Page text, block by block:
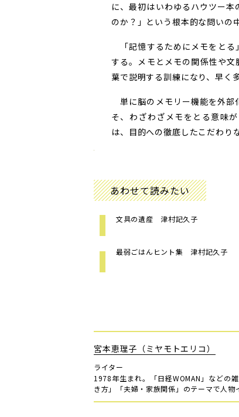
に、最初はいわゆるハウツー
のか？」という根本的な問いの
「記憶するためにメモをとる
する。メモとメモの関係性や
葉で説明する訓練になり、早く
単に脳のメモリー機能を外部
そ、わざわざメモをとる意味
は、目的への徹底したこだわ
あわせて読みたい
文具の遺産 津村記久子
最弱ごはんヒント集 津村記久子
宮本恵理子（ミヤモトエリコ）
ライター
1978年生まれ。「日経WOMAN」などの
き方」「夫婦・家族関係」のテーマで人物